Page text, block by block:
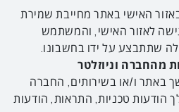
האישי באתר מחייבת שמירת
לאזור האישי, והמשתמש
שתתבצע על ידו בחשבונו.
מהחברה וניוזלטר
באתר ו/או בשירותים, החברה
הודעות טכניות, התראות, הודעות